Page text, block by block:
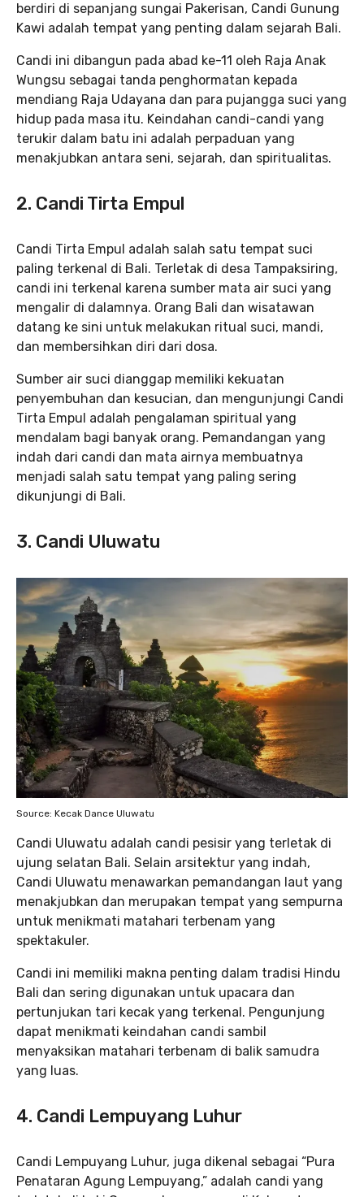
berdiri di sepanjang sungai Pakerisan, Candi Gunung
Kawi adalah tempat yang penting dalam sejarah Bali.
Candi ini dibangun pada abad ke-11 oleh Raja Anak
Wungsu sebagai tanda penghormatan kepada
mendiang Raja Udayana dan para pujangga suci yang
hidup pada masa itu. Keindahan candi-candi yang
terukir dalam batu ini adalah perpaduan yang
menakjubkan antara seni, sejarah, dan spiritualitas.
2. Candi Tirta Empul
Candi Tirta Empul adalah salah satu tempat suci
paling terkenal di Bali. Terletak di desa Tampaksiring,
candi ini terkenal karena sumber mata air suci yang
mengalir di dalamnya. Orang Bali dan wisatawan
datang ke sini untuk melakukan ritual suci, mandi,
dan membersihkan diri dari dosa.
Sumber air suci dianggap memiliki kekuatan
penyembuhan dan kesucian, dan mengunjungi Candi
Tirta Empul adalah pengalaman spiritual yang
mendalam bagi banyak orang. Pemandangan yang
indah dari candi dan mata airnya membuatnya
menjadi salah satu tempat yang paling sering
dikunjungi di Bali.
3. Candi Uluwatu
Source: Kecak Dance Uluwatu
Candi Uluwatu adalah candi pesisir yang terletak di
ujung selatan Bali. Selain arsitektur yang indah,
Candi Uluwatu menawarkan pemandangan laut yang
menakjubkan dan merupakan tempat yang sempurna
untuk menikmati matahari terbenam yang
spektakuler.
Candi ini memiliki makna penting dalam tradisi Hindu
Bali dan sering digunakan untuk upacara dan
pertunjukan tari kecak yang terkenal. Pengunjung
dapat menikmati keindahan candi sambil
menyaksikan matahari terbenam di balik samudra
yang luas.
4. Candi Lempuyang Luhur
Candi Lempuyang Luhur, juga dikenal sebagai “Pura
Penataran Agung Lempuyang,” adalah candi yang